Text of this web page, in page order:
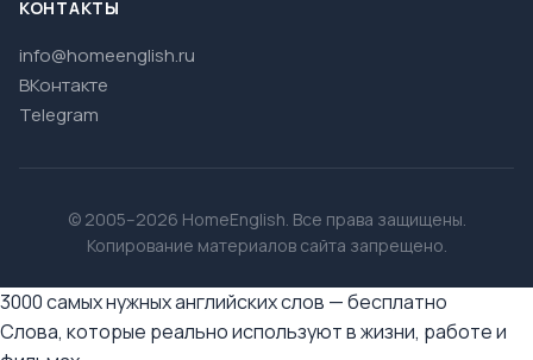
КОНТАКТЫ
info@homeenglish.ru
ВКонтакте
Telegram
© 2005–2026 HomeEnglish. Все права защищены.
Копирование материалов сайта запрещено.
3000 самых нужных английских слов — бесплатно
Слова, которые реально используют в жизни, работе и